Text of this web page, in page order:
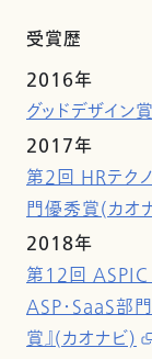
受賞歴
2016年
グッドデザイン
2017年
第2回 HRテク
門優秀賞(カオ
2018年
第12回 ASPIC
ASP・SaaS部
賞』(カオナビ)